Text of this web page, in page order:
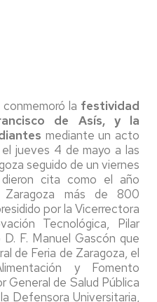
la festividad
de Asís, y la
mediante un acto
jueves 4 de mayo a las
seguido de un viernes
cita como el año
más de 800
por la Vicerrectora
Tecnológica, Pilar
F. Manuel Gascón que
de Feria de Zaragoza, el
y Fomento
General de Salud Pública
Defensora Universitaria,